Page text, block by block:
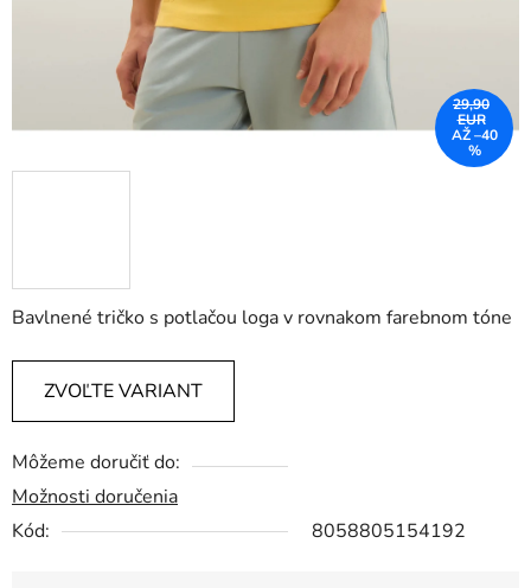
Bavlnené tričko s potlačou loga v rovnakom farebnom tóne
ZVOĽTE VARIANT
Môžeme doručiť do:
Možnosti doručenia
Kód:
8058805154192
29,90
EUR
AŽ –40
%